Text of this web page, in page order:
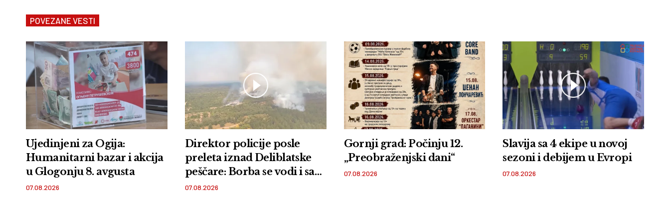
POVEZANE VESTI
Ujedinjeni za Ogija:
Humanitarni bazar i akcija
u Glogonju 8. avgusta
07.08.2026
Direktor policije posle
preleta iznad Deliblatske
peščare: Borba se vodi i sa
zemlje i iz vazduha
07.08.2026
Gornji grad: Počinju 12.
„Preobraženjski dani“
07.08.2026
Slavija sa 4 ekipe u novoj
sezoni i debijem u Evropi
07.08.2026